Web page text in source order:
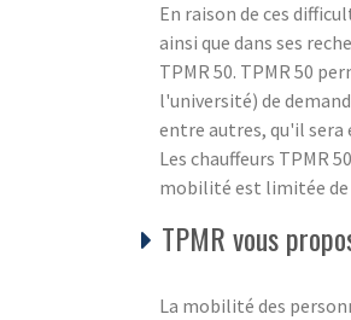
En raison de ces
ainsi que dans ses
TPMR 50. TPMR 50
l'université) de
entre autres, qu'il sera
Les chauffeurs TPMR
mobilité est limitée de
TPMR vous
La mobilité des